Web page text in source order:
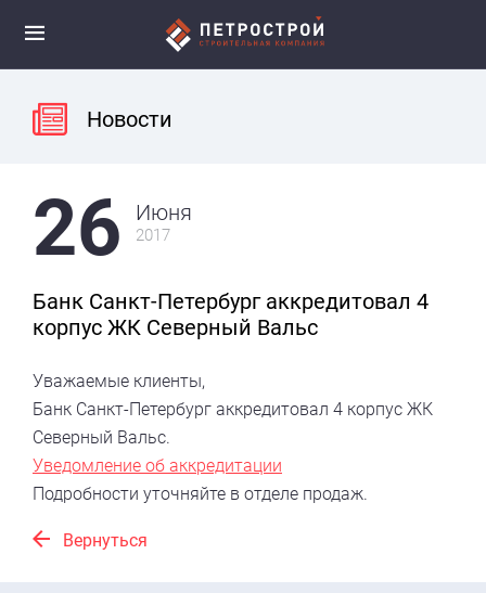
Новости
26 Июня
2017
Банк Санкт-Петербург аккредитовал 4
корпус ЖК Северный Вальс
Уважаемые клиенты,
Банк Санкт-Петербург аккредитовал 4 корпус ЖК
Северный Вальс.
Уведомление об аккредитации
Подробности уточняйте в отделе продаж.
Вернуться